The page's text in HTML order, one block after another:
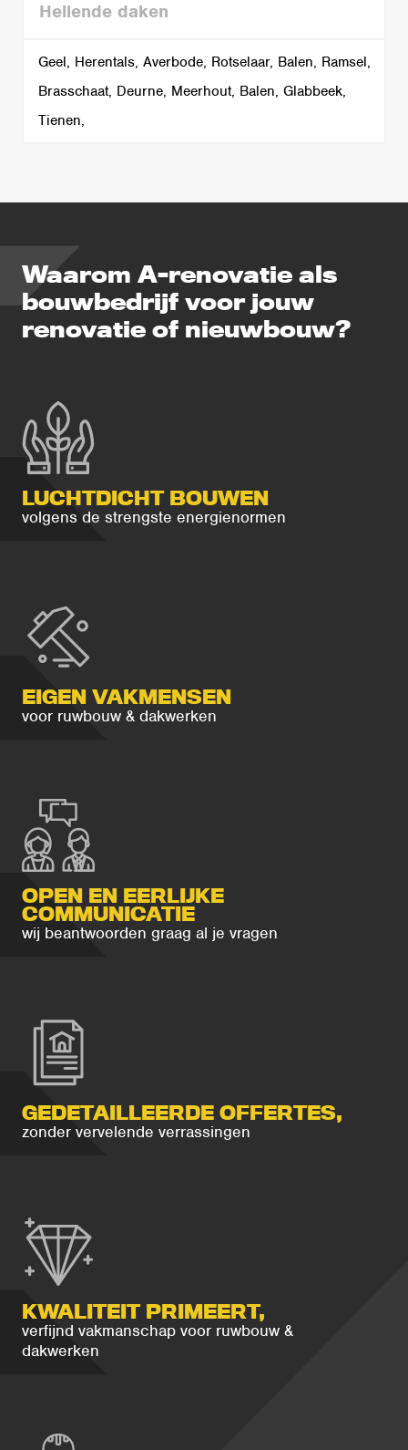
Hellende daken
Geel, Herentals, Averbode, Rotselaar, Balen, Ramsel,
Brasschaat, Deurne, Meerhout, Balen, Glabbeek,
Tienen,
Waarom A-renovatie als
bouwbedrijf voor jouw
renovatie of nieuwbouw?
LUCHTDICHT BOUWEN
volgens de strengste energienormen
EIGEN VAKMENSEN
voor ruwbouw & dakwerken
OPEN EN EERLIJKE
COMMUNICATIE
wij beantwoorden graag al je vragen
GEDETAILLEERDE OFFERTES,
zonder vervelende verrassingen
KWALITEIT PRIMEERT,
verfijnd vakmanschap voor ruwbouw &
dakwerken